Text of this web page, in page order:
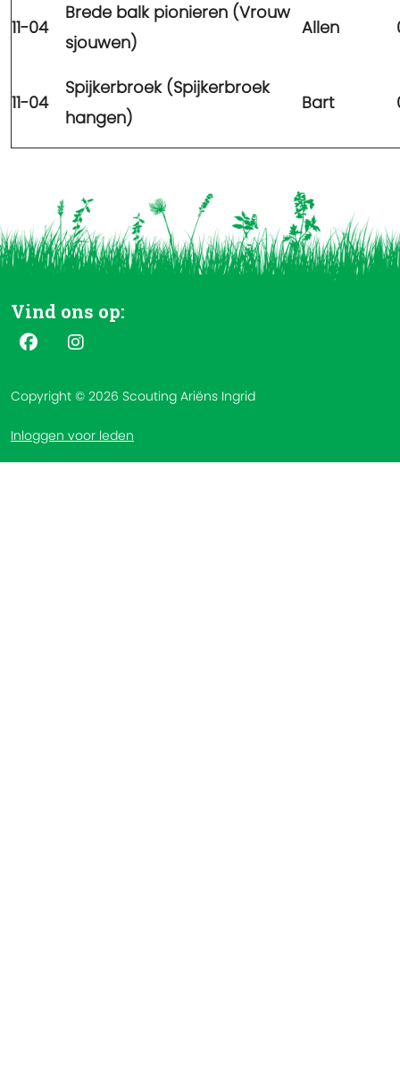
11-04
Brede balk pionieren (Vrouw
sjouwen)
Allen
11-04
Spijkerbroek (Spijkerbroek
hangen)
Bart
Vind ons op:
Copyright © 2026 Scouting Ariëns Ingrid
Inloggen voor leden